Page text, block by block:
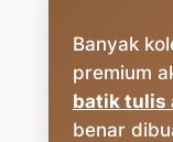
Banyak
premium
batik tulis
benar